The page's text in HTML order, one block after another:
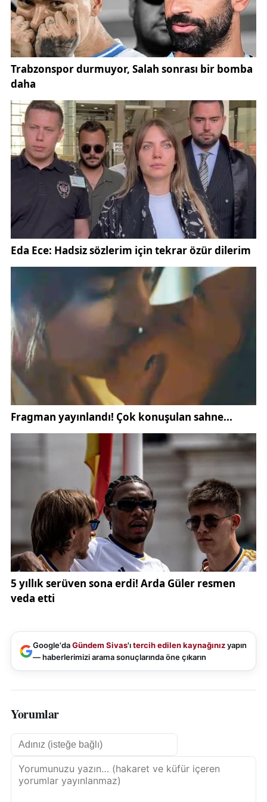
Desteklerin artırılması, üreticiler tarafından
memnuniyetle karşılandı. Üreticiler, bu destekler
sayesinde daha fazla yatırım yapabileceklerini ve
daha kaliteli ürünler yetiştirebileceklerini
belirtiyorlar. Tarım sektörü temsilcileri, bu
tarımsal potansiyelini daha da artıracağını
vurguluyorlar.
Google'daGündem Sivas'ıtercih edilen kaynağınızyapın
— haberlerimizi arama sonuçlarında öne çıkarın
Yorumlar